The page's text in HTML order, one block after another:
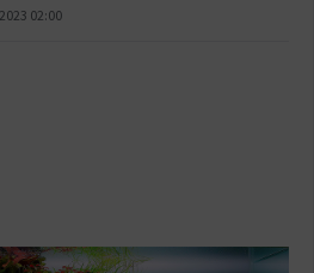
02:00